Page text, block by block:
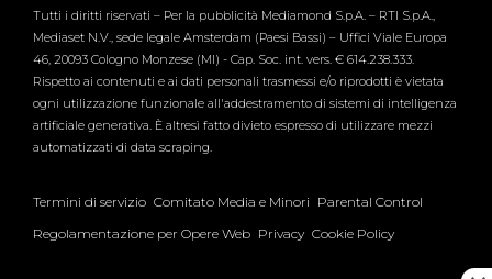
Verissimo
Tutti i diritti riservati – Per la pubblicità Mediamond S.p.A. – RTI S.p.A.,
Mediaset N.V., sede legale Amsterdam (Paesi Bassi) – Uffici Viale Europa
46, 20093 Cologno Monzese (MI) - Cap. Soc. int. vers. € 614.238.333.
Rispetto ai contenuti e ai dati personali trasmessi e/o riprodotti è vietata
ogni utilizzazione funzionale all'addestramento di sistemi di intelligenza
artificiale generativa. È altresì fatto divieto espresso di utilizzare mezzi
automatizzati di data scraping.
Termini di servizio Comitato Media e Minori Parental Control
Regolamentazione per Opere Web Privacy Cookie Policy